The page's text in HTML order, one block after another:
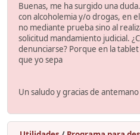
Buenas, me ha surgido una
con alcoholemia y/o drogas, en
no mediante prueba sino al
solicitud mandamiento judicial.
denunciarse? Porque en la
que yo sepa
Un saludo y gracias de antemano